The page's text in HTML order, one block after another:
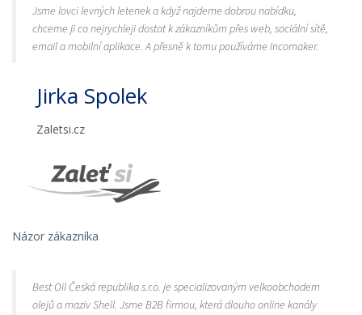
Jsme lovci levných letenek a když najdeme dobrou nabídku,
chceme ji co nejrychleji dostat k zákazníkům přes web, sociální sítě,
email a mobilní aplikace. A přesně k tomu používáme Incomaker.
Jirka Spolek
Zaletsi.cz
Názor zákazníka
Best Oil Česká republika s.r.o. je specializovaným velkoobchodem
olejů a maziv Shell. Jsme B2B firmou, která dlouho online kanály